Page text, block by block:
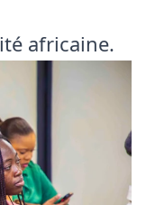
africaine.